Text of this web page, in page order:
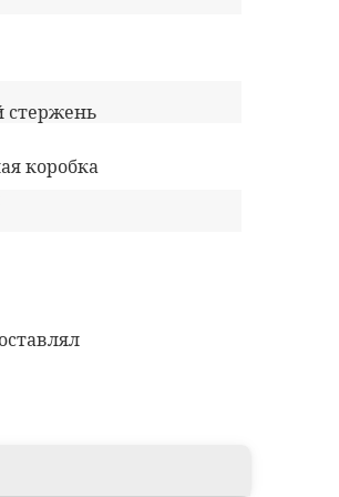
коробка